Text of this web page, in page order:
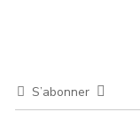
S’abonner